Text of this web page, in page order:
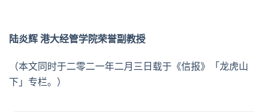
陆炎辉 港大经管学院荣誉副教授
（本文同时于二零二一年二月三日载于《信报》「龙虎山
下」专栏。）